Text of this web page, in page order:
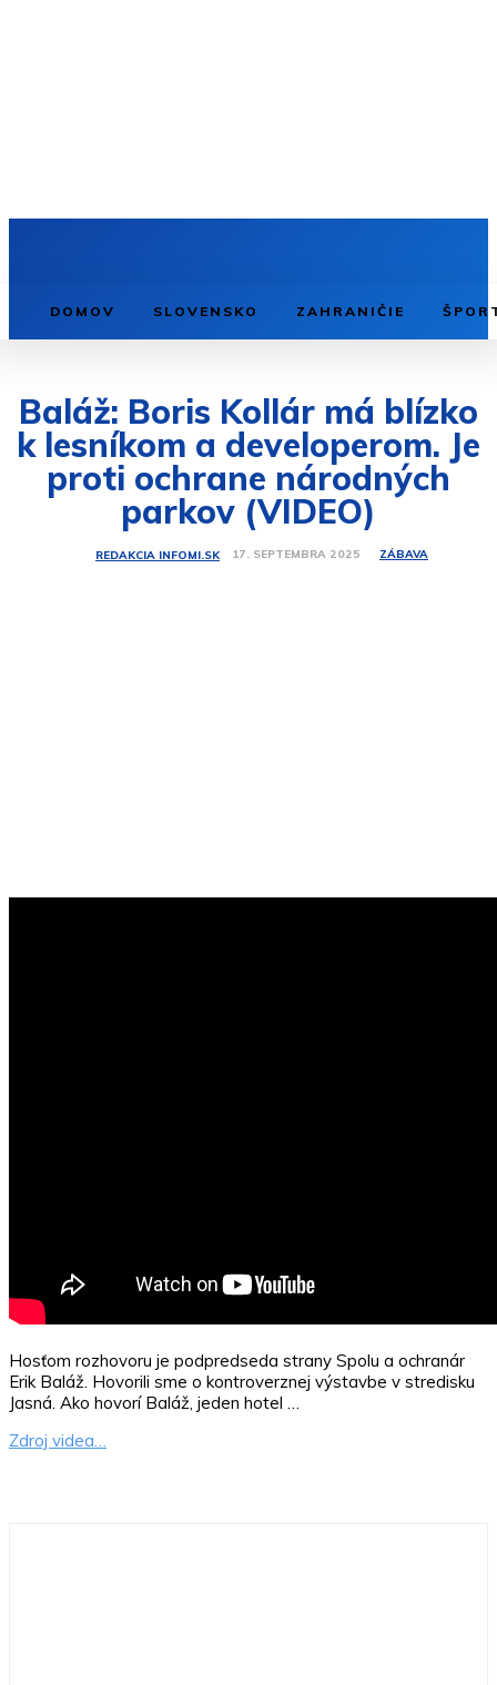
DOMOV SLOVENSKO ZAHRANIČIE
Baláž: Boris Kollár má blízko
k lesníkom a developerom. Je
proti ochrane národných
parkov (VIDEO)
REDAKCIA INFOMI.SK 17. SEPTEMBRA 2025 ZÁBAVA
Hosťom rozhovoru je podpredseda strany Spolu a ochranár
Erik Baláž. Hovorili sme o kontroverznej výstavbe v stredisku
Jasná. Ako hovorí Baláž, jeden hotel …
Zdroj videa…